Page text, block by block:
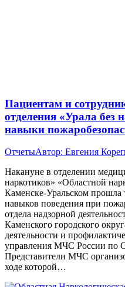
Пациентам и
отделения «Урала без
навыки
ОтчетыАвтор: Евгения
Накануне в отделении
наркотиков» «Областной
Каменске-Уральском прошла
навыков поведения при
отдела надзорной
Каменского городского
деятельности и
управления МЧС России по
Представители МЧС
ходе которой…